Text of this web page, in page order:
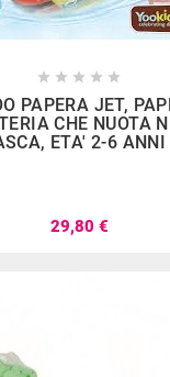
 
    
PAPERA JET,
CHE NUOTA
ETA' 2-6 ANNI
29,80 €